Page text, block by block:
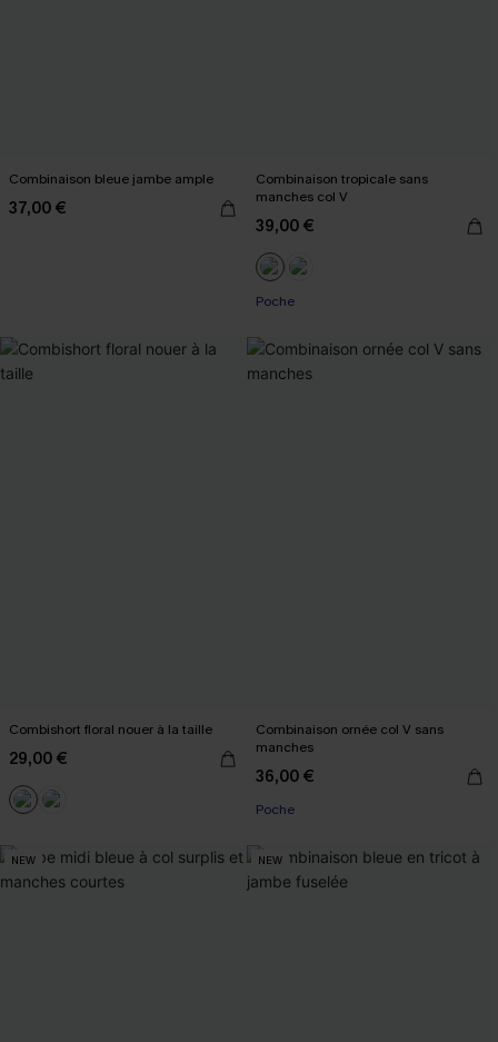
Combinaison bleue jambe ample
37,00 €
Combinaison tropicale sans
manches col V
39,00 €
Poche
Combishort floral nouer à la taille
29,00 €
Combinaison ornée col V sans
manches
36,00 €
Poche
NEW NEW